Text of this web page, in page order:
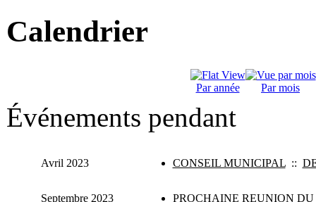
Calendrier
Par année Par mois
Événements pendant
Avril 2023 CONSEIL MUNICIPAL::
Septembre 2023 PROCHAINE REUNION